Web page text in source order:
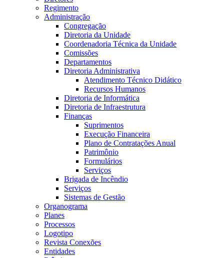
Regimento
Administração
Congregação
Diretoria da Unidade
Coordenadoria Técnica da Unidade
Comissões
Departamentos
Diretoria Administrativa
Atendimento Técnico Didático
Recursos Humanos
Diretoria de Informática
Diretoria de Infraestrutura
Finanças
Suprimentos
Execução Financeira
Plano de Contratações Anual
Patrimônio
Formulários
Serviços
Brigada de Incêndio
Serviços
Sistemas de Gestão
Organograma
Planes
Processos
Logotipo
Revista Conexões
Entidades